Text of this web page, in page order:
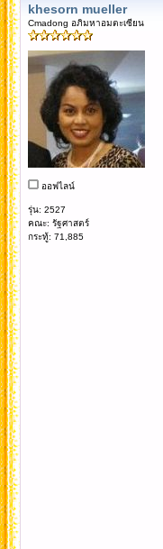
khesorn mueller
Cmadong อภิมหาอมตะเซียน
ออฟไลน์
รุ่น: 2527
คณะ: รัฐศาสตร์
กระทู้: 71,885